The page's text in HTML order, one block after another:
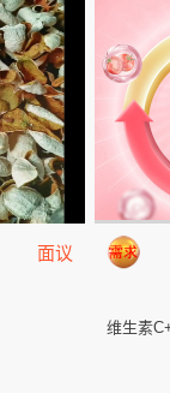
面议
维生素